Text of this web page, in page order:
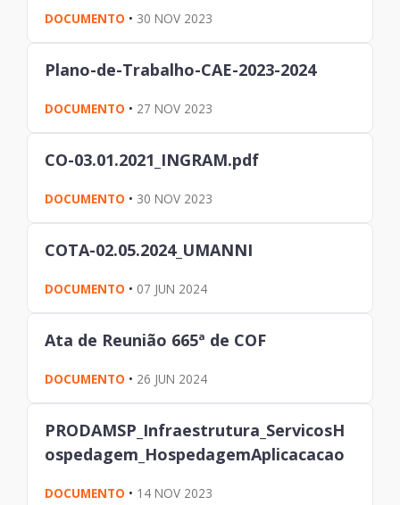
DOCUMENTO • 30 NOV 2023
Plano-de-Trabalho-CAE-2023-2024
DOCUMENTO • 27 NOV 2023
CO-03.01.2021_INGRAM.pdf
DOCUMENTO • 30 NOV 2023
COTA-02.05.2024_UMANNI
DOCUMENTO • 07 JUN 2024
Ata de Reunião 665ª de COF
DOCUMENTO • 26 JUN 2024
PRODAMSP_Infraestrutura_ServicosH
ospedagem_HospedagemAplicacacao
DOCUMENTO • 14 NOV 2023